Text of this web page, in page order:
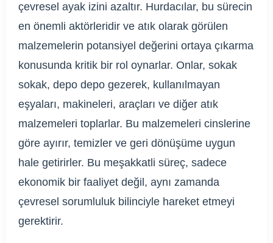
çevresel ayak izini azaltır. Hurdacılar, bu sürecin
en önemli aktörleridir ve atık olarak görülen
malzemelerin potansiyel değerini ortaya çıkarma
konusunda kritik bir rol oynarlar. Onlar, sokak
sokak, depo depo gezerek, kullanılmayan
eşyaları, makineleri, araçları ve diğer atık
malzemeleri toplarlar. Bu malzemeleri cinslerine
göre ayırır, temizler ve geri dönüşüme uygun
hale getirirler. Bu meşakkatli süreç, sadece
ekonomik bir faaliyet değil, aynı zamanda
çevresel sorumluluk bilinciyle hareket etmeyi
gerektirir.